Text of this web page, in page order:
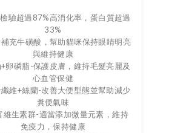
驗超過87%高消化率，蛋白質超過
33%
充牛磺酸，幫助貓咪保持眼睛明亮
與維持健康
卵磷脂-保護皮膚，維持毛髮亮麗及
心血管保健
維+絲蘭-改善大便型態並幫助減少
糞便氣味
生素群-適當添加微量元素，維持
免疫力，保持健康